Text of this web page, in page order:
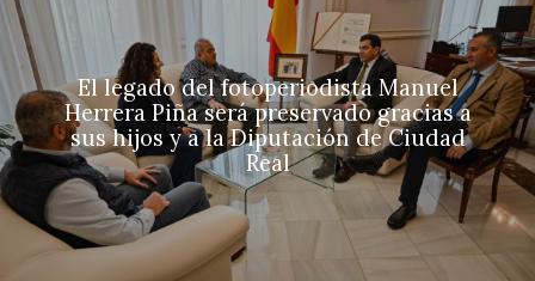
El legado del fotoperiodista Manuel
Herrera Piña será preservado gracias a
sus hijos y a la Diputación de Ciudad
Real